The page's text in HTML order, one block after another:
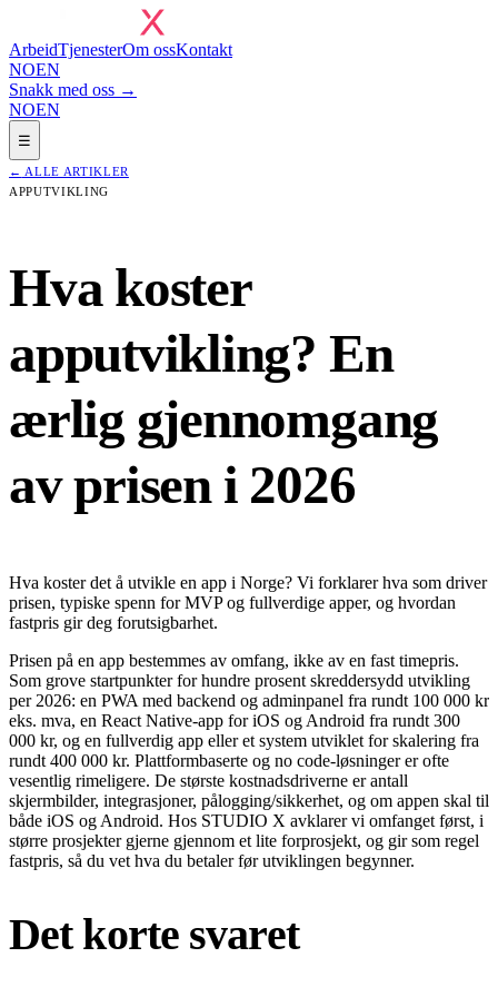
ArbeidTjenesterOm ossKontakt
NOEN
Snakk med oss →
NOEN
☰
← ALLE ARTIKLER
APPUTVIKLING
Hva koster
apputvikling? En
ærlig gjennomgang
av prisen i 2026
Hva koster det å utvikle en app i Norge? Vi forklarer hva som driver
prisen, typiske spenn for MVP og fullverdige apper, og hvordan
fastpris gir deg forutsigbarhet.
Prisen på en app bestemmes av omfang, ikke av en fast timepris.
Som grove startpunkter for hundre prosent skreddersydd utvikling
per 2026: en PWA med backend og adminpanel fra rundt 100 000 kr
eks. mva, en React Native-app for iOS og Android fra rundt 300
000 kr, og en fullverdig app eller et system utviklet for skalering fra
rundt 400 000 kr. Plattformbaserte og no code-løsninger er ofte
vesentlig rimeligere. De største kostnadsdriverne er antall
skjermbilder, integrasjoner, pålogging/sikkerhet, og om appen skal til
både iOS og Android. Hos STUDIO X avklarer vi omfanget først, i
større prosjekter gjerne gjennom et lite forprosjekt, og gir som regel
fastpris, så du vet hva du betaler før utviklingen begynner.
Det korte svaret